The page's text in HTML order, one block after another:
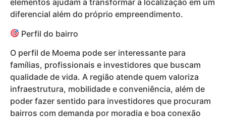
elementos ajudam a transformar a localização em um
diferencial além do próprio empreendimento.
Perfil do bairro
O perfil de Moema pode ser interessante para
famílias, profissionais e investidores que buscam
qualidade de vida. A região atende quem valoriza
infraestrutura, mobilidade e conveniência, além de
poder fazer sentido para investidores que procuram
bairros com demanda por moradia e boa conexão